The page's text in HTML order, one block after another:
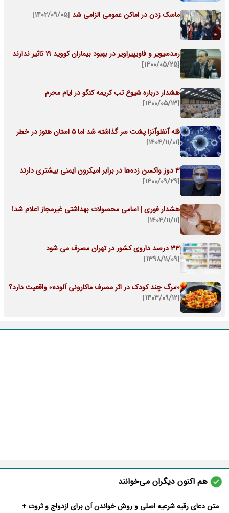
ماسک زدن در اماکن عمومی الزامی شد [۱۴۰۲/۰۹/۰۵]
رمدسیویر و فاویپیراویر در بهبود بیماران کووید 19 تاثیر ندارند
[۱۴۰۰/۰۵/۲۵]
هشدار درباره شیوع تب کریمه کنگو در ایام محرم
[۱۴۰۰/۰۵/۱۳]
قله آنفلوآنزا پشت سر گذاشته شد اما ۵ استان هنوز در خطر
[۱۴۰۴/۱۱/۰۱]
3 دوز واکسن زده‌ها در برابر امیکرون ایمنی بیشتری دارند
[۱۴۰۰/۰۹/۲۹]
هشدار فوری | اسامی محصولات بهداشتی غیرمجاز اعلام شد!
[۱۴۰۴/۱۱/۱۱]
33 درصد داروی کشور در تهران مصرف می شود
[۱۳۹۸/۱۱/۰۹]
«مرگ چند کودک در اثر مصرف ماکارونی آلوده» واقعیت دارد؟
[۱۴۰۳/۰۹/۱۲]
هم اکنون دیگران می‌خوانند
متن دعای رقیه شرعیه اصلی و روش خواندن آن برای ازدواج و ثروت +